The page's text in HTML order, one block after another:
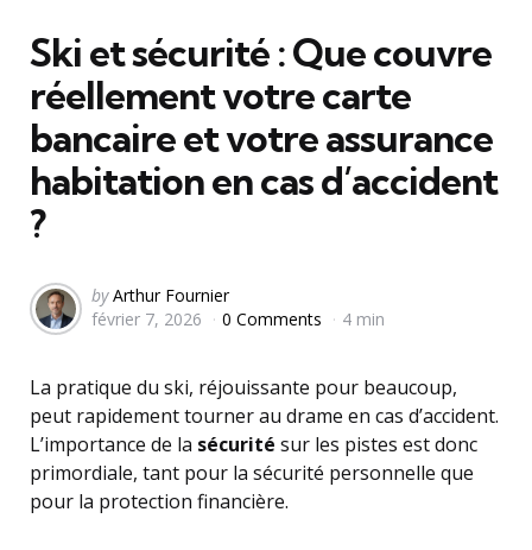
Ski et sécurité : Que couvre
réellement votre carte
bancaire et votre assurance
habitation en cas d’accident
?
Posted
by
by Arthur Fournier
février 7, 2026
0 Comments 4 min
La pratique du ski, réjouissante pour beaucoup,
peut rapidement tourner au drame en cas d’accident.
L’importance de la sécurité sur les pistes est donc
primordiale, tant pour la sécurité personnelle que
pour la protection financière.